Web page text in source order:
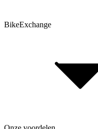
Algemene voorwaarden
Cookie-instellingen
BikeExchange